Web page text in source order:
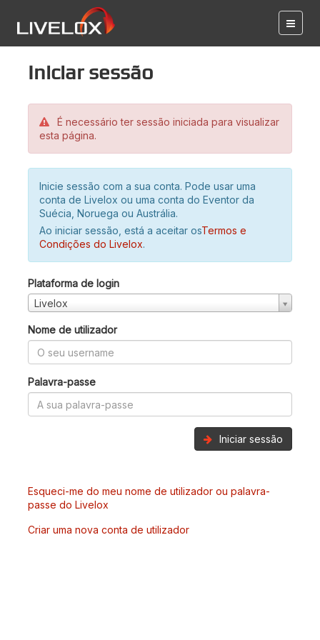
Iniciar sessão
É necessário ter sessão iniciada para visualizar
esta página.
Inicie sessão com a sua conta. Pode usar uma
conta de Livelox ou uma conta do Eventor da
Suécia, Noruega ou Austrália.
Ao iniciar sessão, está a aceitar osTermos e
Condições do Livelox.
Plataforma de login
Livelox
Nome de utilizador
Palavra-passe
Iniciar sessão
Esqueci-me do meu nome de utilizador ou palavra-
passe do Livelox
Criar uma nova conta de utilizador